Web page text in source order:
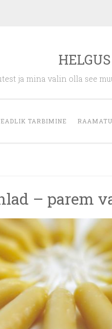
HELGUS
ja mina valin olla see
TARBIMINE
– parem